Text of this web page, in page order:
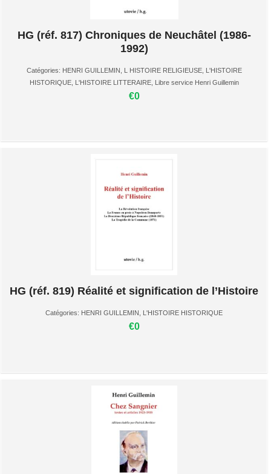
HG (réf. 817) Chroniques de Neuchâtel (1986-
1992)
Catégories: HENRI GUILLEMIN L HISTOIRE RELIGIEUSE, L'HISTOIRE
HISTORIQUE, L'HISTOIRE LITTERAIRE, Libre service Henri Guillemin
€0
HG (réf. 819) Réalité et signification de l’Histoire
Catégories: HENRI GUILLEMIN L'HISTOIRE HISTORIQUE
€0